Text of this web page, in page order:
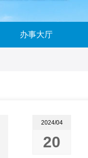
办事大厅
2024/04
20